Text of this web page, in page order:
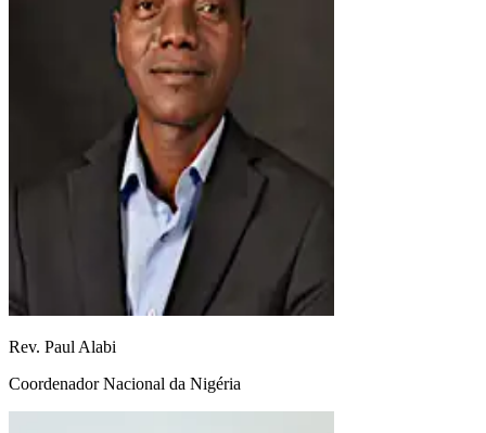
Rev. Paul Alabi
Coordenador Nacional da Nigéria